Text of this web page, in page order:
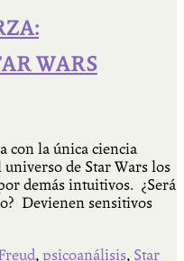
WARS
con la única ciencia
de Star Wars los
demás intuitivos. ¿Será
Devienen sensitivos
, psicoanálisis, Star